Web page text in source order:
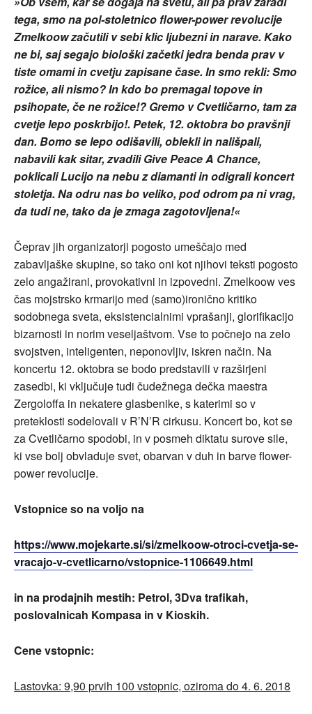
tega, smo na pol-stoletnico flower-power revolucije
Zmelkoow začutili v sebi klic ljubezni in narave. Kako
ne bi, saj segajo biološki začetki jedra benda prav v
tiste omami in cvetju zapisane čase. In smo rekli: Smo
rožice, ali nismo? In kdo bo premagal topove in
psihopate, če ne rožice!? Gremo v Cvetličarno, tam za
cvetje lepo poskrbijo!. Petek, 12. oktobra bo pravšnji
dan. Bomo se lepo odišavili, oblekli in nališpali,
nabavili kak sitar, zvadili Give Peace A Chance,
poklicali Lucijo na nebu z diamanti in odigrali koncert
stoletja. Na odru nas bo veliko, pod odrom pa ni vrag,
da tudi ne, tako da je zmaga zagotovljena!«
Čeprav jih organizatorji pogosto umeščajo med
zabavljaške skupine, so tako oni kot njihovi teksti pogosto
zelo angažirani, provokativni in izpovedni. Zmelkoow ves
čas mojstrsko krmarijo med (samo)ironično kritiko
sodobnega sveta, eksistencialnimi vprašanji, glorifikacijo
bizarnosti in norim veseljaštvom. Vse to počnejo na zelo
svojstven, inteligenten, neponovljiv, iskren način. Na
koncertu 12. oktobra se bodo predstavili v razširjeni
zasedbi, ki vključuje tudi čudežnega dečka maestra
Zergoloffa in nekatere glasbenike, s katerimi so v
preteklosti sodelovali v R’N’R cirkusu. Koncert bo, kot se
za Cvetličarno spodobi, in v posmeh diktatu surove sile,
ki vse bolj obvladuje svet, obarvan v duh in barve flower-
power revolucije.
Vstopnice so na voljo na
https://www.mojekarte.si/si/zmelkoow-otroci-cvetja-se-
vracajo-v-cvetlicarno/vstopnice-1106649.html
in na prodajnih mestih: Petrol, 3Dva trafikah,
poslovalnicah Kompasa in v Kioskih.
Cene vstopnic:
Lastovka: 9,90 prvih 100 vstopnic, oziroma do 4. 6. 2018